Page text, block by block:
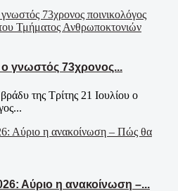
γνωστός 73χρονος...
της Τρίτης 21 Ιουλίου ο
Αύριο η ανακοίνωση –...